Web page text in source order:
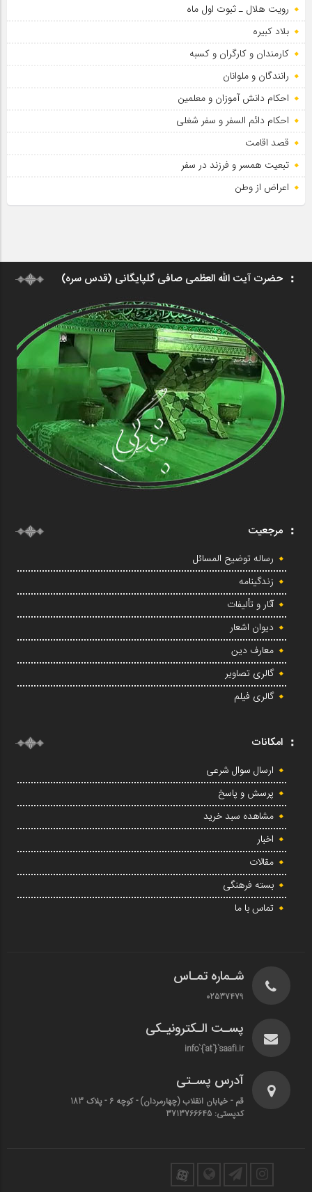
رویت هلال ـ ثبوت اول ماه
بلاد کبیره
کارمندان و کارگران و کسبه
رانندگان و ملوانان
احکام دانش آموزان و معلمین
احکام دائم السفر و سفر شغلی
قصد اقامت
تبعیت همسر و فرزند در سفر
اعراض از وطن
حضرت آیت الله العظمی صافی گلپایگانی (قدس سره)
مرجعیت
رساله توضیح المسائل
زندگینامه
آثار و تألیفات
دیوان اشعار
معارف دین
گالری تصاویر
گالری فیلم
امکانات
ارسال سوال شرعی
پرسش و پاسخ
مشاهده سبد خرید
اخبار
مقالات
بسته فرهنگی
تماس با ما
شـماره تمـاس
02537479
پسـت الـکترونیـکی
info`{`at`}`saafi.ir
آدرس پسـتی
قم - خیابان انقلاب (چهارمردان)‌ - کوچه 6 - پلاک 183
کدپستی: 3713766645